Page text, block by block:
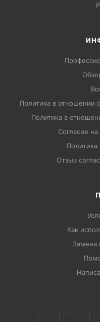
Политика в отношении
Политика в
Согласие
Отзыв
Как
Замена